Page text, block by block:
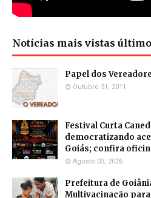
Notícias mais vistas
Papel dos
Outubro 31, 2011
Festival Curta
democratizando
Goiás; confira
Agosto 03, 2026
Prefeitura de
Multivacinação